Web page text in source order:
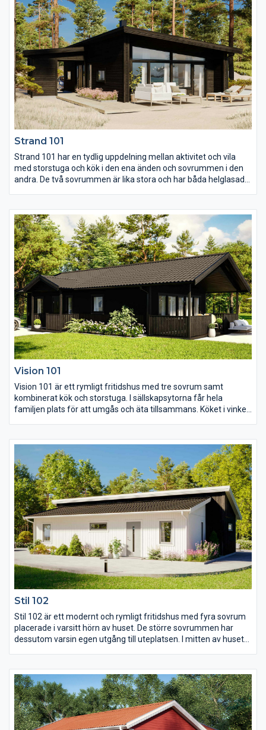
trädgården.
Strand 101
Strand 101 har en tydlig uppdelning mellan aktivitet och vila
med storstuga och kök i den ena änden och sovrummen i den
andra. De två sovrummen är lika stora och har båda helglasade
mellan inne och ute vilket gör att terrassen blir en naturlig
förlängning av huset och en självklar samt uppskattad
sällskapsyta.
Vision 101
Vision 101 är ett rymligt fritidshus med tre sovrum samt
kombinerat kök och storstuga. I sällskapsytorna får hela
familjen plats för att umgås och äta tillsammans. Köket i vinkel
rummet.
Stil 102
Stil 102 är ett modernt och rymligt fritidshus med fyra sovrum
placerade i varsitt hörn av huset. De större sovrummen har
dessutom varsin egen utgång till uteplatsen. I mitten av huset
Vid sidan om köket finns en klädkammare som ligger vägg i
vägg med WC:et, denna går även att göra om till bastu om så
önskas.